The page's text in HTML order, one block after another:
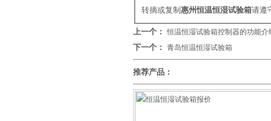
转摘或复制惠州恒温恒湿试验箱请遵
上一个：恒温恒湿试验箱控制器的功能介
下一个： 青岛恒温恒湿试验箱
推荐产品：